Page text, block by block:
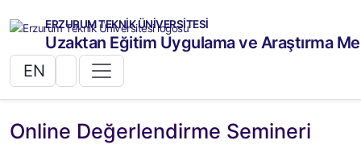
ERZURUM TEKNİK ÜNİVERSİTESİ
Uzaktan Eğitim Uygulama ve Araştırma
EN
Online Değerlendirme Semineri